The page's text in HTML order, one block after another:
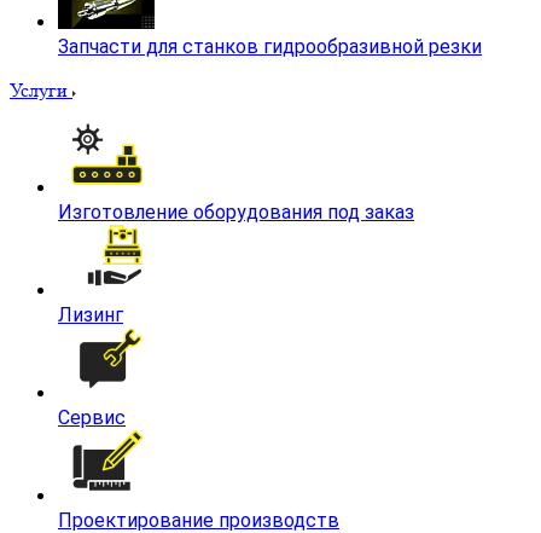
Запчасти для станков гидрообразивной резки
Услуги
Изготовление оборудования под заказ
Лизинг
Сервис
Проектирование производств